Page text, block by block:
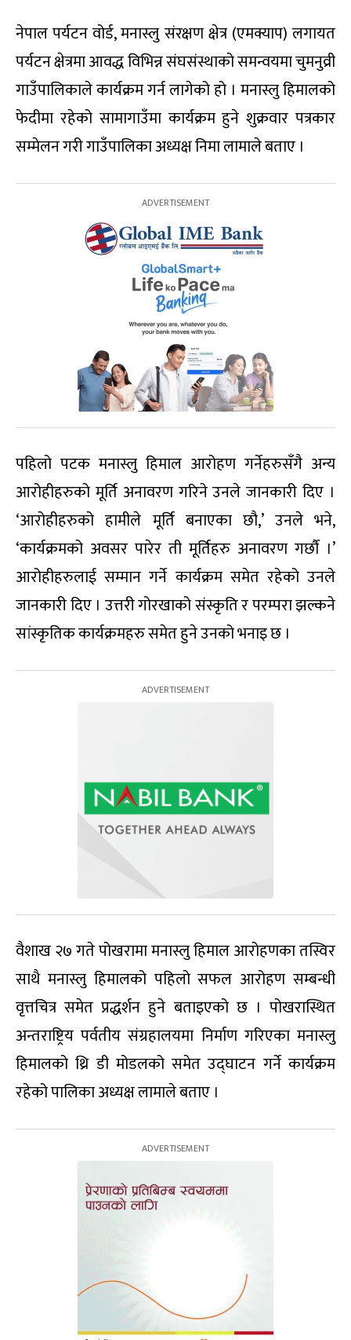
नेपाल पर्यटन वोर्ड, मनास्लु संरक्षण क्षेत्र (एमक्याप) लगायत
पर्यटन क्षेत्रमा आवद्ध विभिन्न संघसंस्थाको समन्वयमा चुमनुव्री
गाउँपालिकाले कार्यक्रम गर्न लागेको हो । मनास्लु हिमालको
फेदीमा रहेको सामागाउँमा कार्यक्रम हुने शुक्रवार पत्रकार
सम्मेलन गरी गाउँपालिका अध्यक्ष निमा लामाले बताए ।
पहिलो पटक मनास्लु हिमाल आरोहण गर्नेहरुसँगै अन्य
आरोहीहरुको मूर्ति अनावरण गरिने उनले जानकारी दिए ।
‘आरोहीहरुको हामीले मूर्ति बनाएका छौ,’ उनले भने,
‘कार्यक्रमको अवसर पारेर ती मूर्तिहरु अनावरण गर्छाै ।’
आरोहीहरुलाई सम्मान गर्ने कार्यक्रम समेत रहेको उनले
जानकारी दिए । उत्तरी गोरखाको संस्कृति र परम्परा झल्कने
सांस्कृतिक कार्यक्रमहरु समेत हुने उनको भनाइ छ ।
वैशाख २७ गते पोखरामा मनास्लु हिमाल आरोहणका तस्विर
साथै मनास्लु हिमालको पहिलो सफल आरोहण सम्बन्धी
वृत्तचित्र समेत प्रद्धर्शन हुने बताइएको छ । पोखरास्थित
अन्तराष्ट्रिय पर्वतीय संग्रहालयमा निर्माण गरिएका मनास्लु
हिमालको थ्रि डी मोडलको समेत उद्घाटन गर्ने कार्यक्रम
रहेको पालिका अध्यक्ष लामाले बताए ।